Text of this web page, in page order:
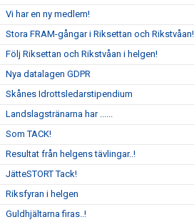
Vi har en ny medlem!
Stora FRAM-gångar i Riksettan och Rikstvåan!
Följ Riksettan och Rikstvåan i helgen!
Nya datalagen GDPR
Skånes Idrottsledarstipendium
Landslagstränarna har ......
Som TACK!
Resultat från helgens tävlingar..!
JätteSTORT Tack!
Riksfyran i helgen
Guldhjältarna firas..!